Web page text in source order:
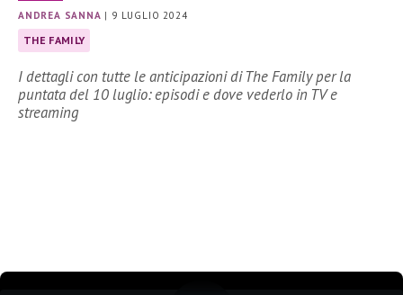
ANDREA SANNA | 9 LUGLIO 2024
THE FAMILY
I dettagli con tutte le anticipazioni di The Family per la
puntata del 10 luglio: episodi e dove vederlo in TV e
streaming